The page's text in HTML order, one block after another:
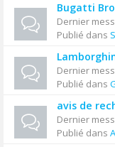
Bugatti
Dernier
Publié dans
Dernier
Publié dans
avis de
Dernier
Publié dans